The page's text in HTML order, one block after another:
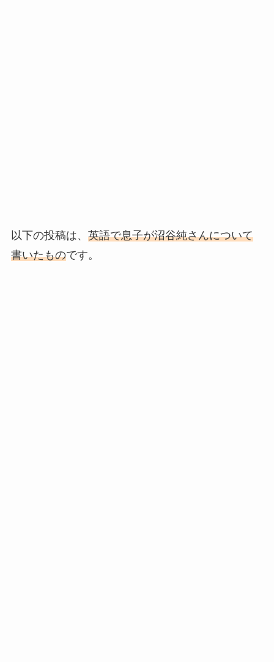
以下の投稿は、 英語で息子が沼谷純さんについて
書いたものです。